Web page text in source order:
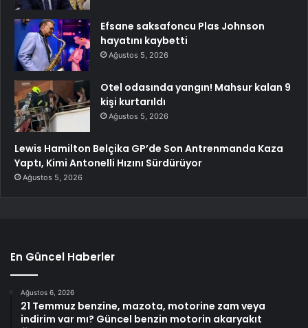
Efsane saksafoncu Plas Johnson
hayatını kaybetti
Ağustos 5, 2026
Otel odasında yangın! Mahsur kalan 9
kişi kurtarıldı
Ağustos 5, 2026
Lewis Hamilton Belçika GP’de Son Antrenmanda Kaza
Yaptı, Kimi Antonelli Hızını Sürdürüyor
Ağustos 5, 2026
En Güncel Haberler
Ağustos 6, 2026
21 Temmuz benzine, mazota, motorine zam veya
indirim var mı? Güncel benzin motorin akaryakıt